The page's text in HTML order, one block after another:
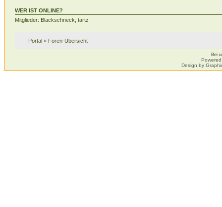
WER IST ONLINE?
Mitglieder: Blackschneck, tartz
Portal» Foren-Übersicht
Bei
Design by